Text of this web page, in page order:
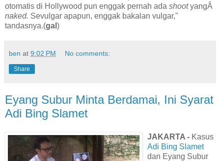
otomatis di Hollywood pun enggak pernah ada shootyangÂ
naked. Sevulgar apapun, enggak bakalan vulgar,"
tandasnya.(gal )
ben at 9:02 PM No comments:
Share
Eyang Subur Minta Berdamai, Ini Syarat
Adi Bing Slamet
JAKARTA - Kasus
Adi Bing Slamet
dan Eyang Subur